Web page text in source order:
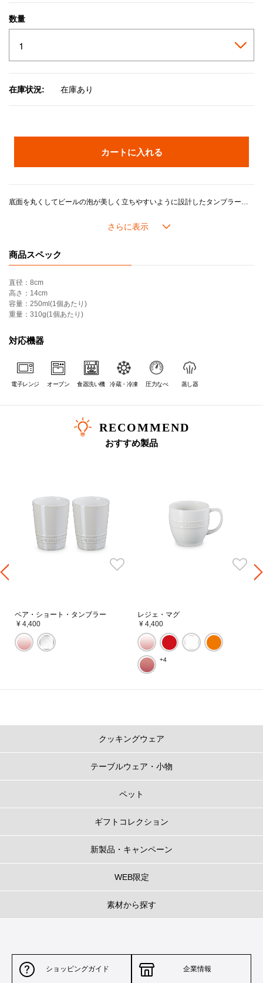
数量
在庫状況: 在庫あり
カートに入れる
底面を丸くしてビールの泡が美しく立ちやすいように設計したタンブラーを２個セットに。
結婚のお祝いなど新生活を始める方へはもちろん、ビール好きな方へのギフトにもぴったりのセットです。
■タンブラー 250ml クールミント ×1
■タンブラー 250ml ミストグレー ×1
＊オンラインショップ限定商品です。
商品スペック
直径：8cm
高さ：14cm
容量：250ml(1個あたり)
重量：310g(1個あたり)
対応機器
電子レンジ オーブン 食器洗い機 冷蔵・冷凍 圧力なべ 蒸し器
RECOMMEND
おすすめ製品
ペア・ショート・タンブラー
¥ 4,400
レジェ・マグ
¥ 4,400
+4
クッキングウェア
テーブルウェア・小物
ペット
ギフトコレクション
新製品・キャンペーン
WEB限定
素材から探す
ショッピングガイド 企業情報